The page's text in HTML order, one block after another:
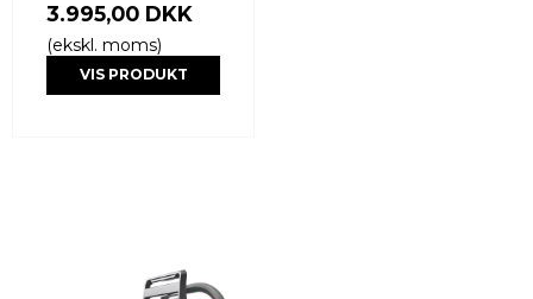
3.995,00 DKK
(ekskl. moms)
VIS PRODUKT